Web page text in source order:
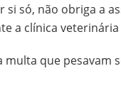
só, não obriga a
a clínica veterinária
que pesavam